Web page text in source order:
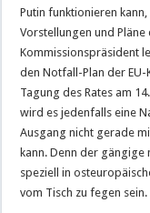
Putin funktionieren
Vorstellungen und
Kommissionspräsident
den Notfall-Plan der
Tagung des Rates am
wird es jedenfalls eine
Ausgang nicht gerade
kann. Denn der
speziell in
vom Tisch zu fegen sein.